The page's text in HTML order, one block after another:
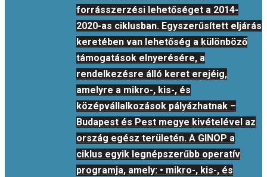
forrásszerzési lehetőséget a 2014-
2020-as ciklusban. Egyszerűsített eljárás
keretében van lehetőség a különböző
támogatások elnyerésére, a
rendelkezésre álló keret erejéig,
amelyre a mikro-, kis-, és
középvállalkozások pályázhatnak –
Budapest és Pest megye kivételével az
ország egész területén. A GINOP a
ciklus egyik legnépszerűbb operatív
programja, amely: • mikro-, kis-, és